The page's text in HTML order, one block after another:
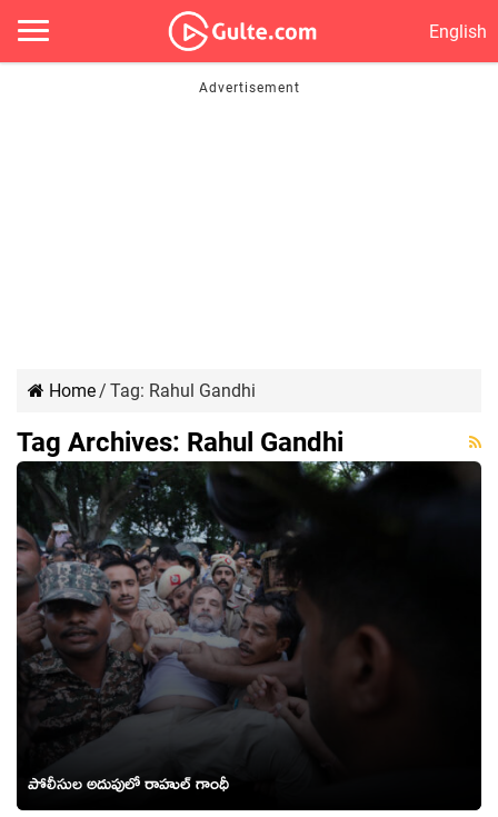
English
Home/ Tag: Rahul Gandhi
Tag Archives: Rahul Gandhi
పోలీసుల అదుపులో రాహుల్ గాంధీ